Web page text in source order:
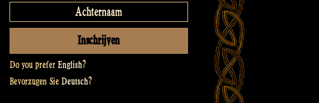
Do you prefer English?
Bevorzugen Sie Deutsch?